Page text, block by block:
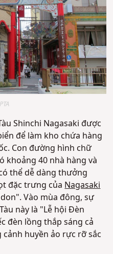
Shinchi Nagasaki được
để làm kho chứa hàng
Con đường hình chữ
khoảng 40 nhà hàng và
thể dễ dàng thưởng
đặc trưng củaNagasaki
Vào mùa đông, sự
này là "Lễ hội Đèn
đèn lồng thắp sáng cả
huyền ảo rực rỡ sắc